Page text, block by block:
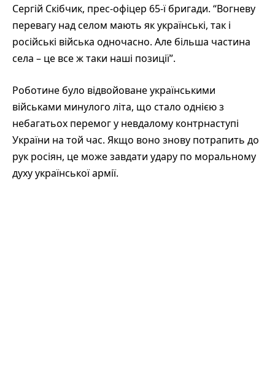
Сергій Скібчик, прес-офіцер 65-ї бригади. “Вогневу
перевагу над селом мають як українські, так і
російські війська одночасно. Але більша частина
села – це все ж таки наші позиції”.
Роботине було відвойоване українськими
військами минулого літа, що стало однією з
небагатьох перемог у невдалому контрнаступі
України на той час. Якщо воно знову потрапить до
рук росіян, це може завдати удару по моральному
духу української армії.